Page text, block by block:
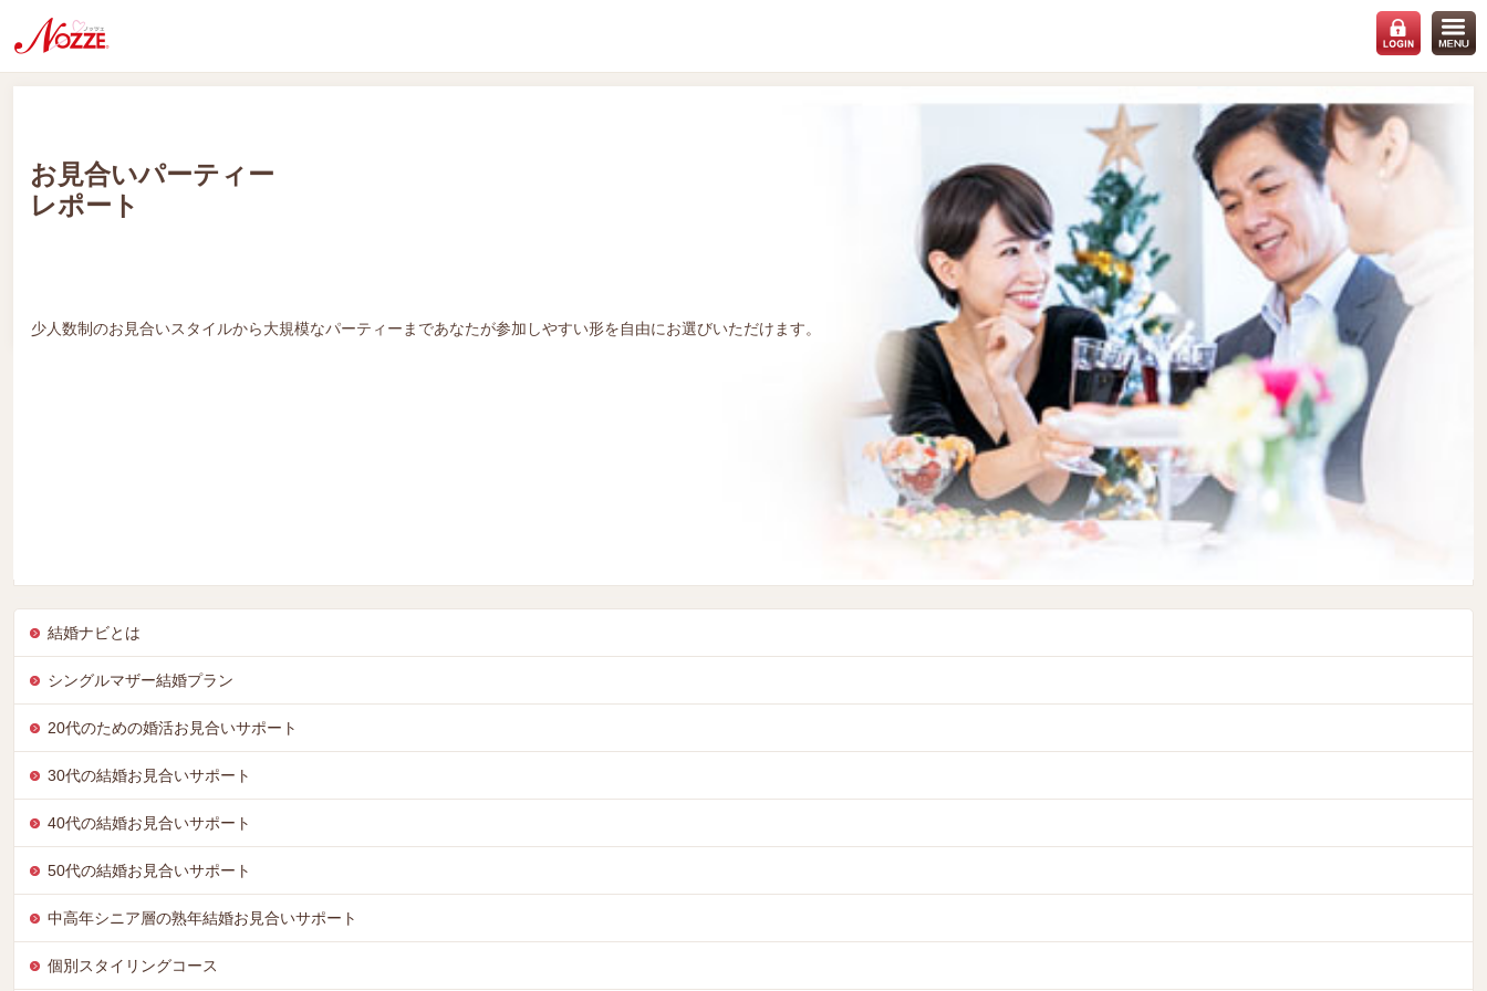
お見合いパーティー
レポート
少人数制のお見合いスタイルから大規模なパーティーまであなたが参加しやすい形を自由にお選びいただけます。
会場：
コースが映しだされたスクリーンに向かって気軽にスイング。初心者の人は経験者にアドバイスをもらいながら、楽しくプレー♪今度は一緒に本格コースでラウンドできるといいですね。
結婚ナビとは
シングルマザー結婚プラン
20代のための婚活お見合いサポート
30代の結婚お見合いサポート
40代の結婚お見合いサポート
50代の結婚お見合いサポート
中高年シニア層の熟年結婚お見合いサポート
個別スタイリングコース